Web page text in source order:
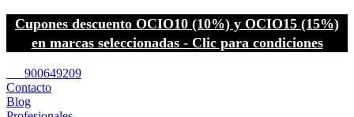
Cupones descuento OCIO10 (10%) y OCIO15 (15%)
en marcas seleccionadas - Clic para condiciones
900649209
Contacto
Blog